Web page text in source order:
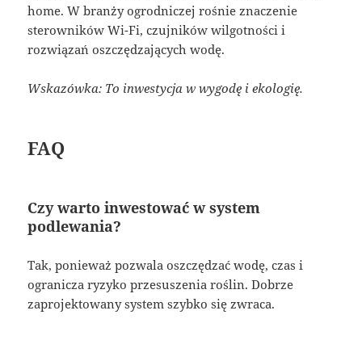
home. W branży ogrodniczej rośnie znaczenie
sterowników Wi-Fi, czujników wilgotności i
rozwiązań oszczędzających wodę.
Wskazówka: To inwestycja w wygodę i ekologię.
FAQ
Czy warto inwestować w system
podlewania?
Tak, ponieważ pozwala oszczędzać wodę, czas i
ogranicza ryzyko przesuszenia roślin. Dobrze
zaprojektowany system szybko się zwraca.